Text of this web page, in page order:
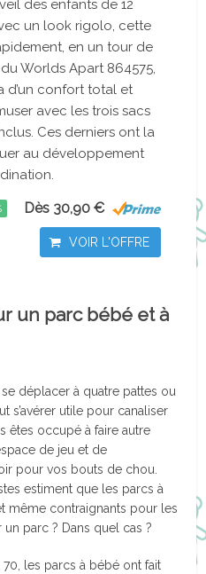
des enfants de 12
un look rigolo, cette
en un tour de
Worlds Apart 864575,
d’un confort total et
avec les trois sacs
Ces derniers ont la
au développement
Dès 30,90 €
VOIR L'OFFRE
un parc bébé et à
déplacer à quatre pattes ou
s’avérer utile pour canaliser
êtes occupé à faire autre
de jeu et de
pour vos bouts de chou.
estiment que les parcs à
même contraignants pour les
parc ? Dans quel cas ?
les parcs à bébé ont fait